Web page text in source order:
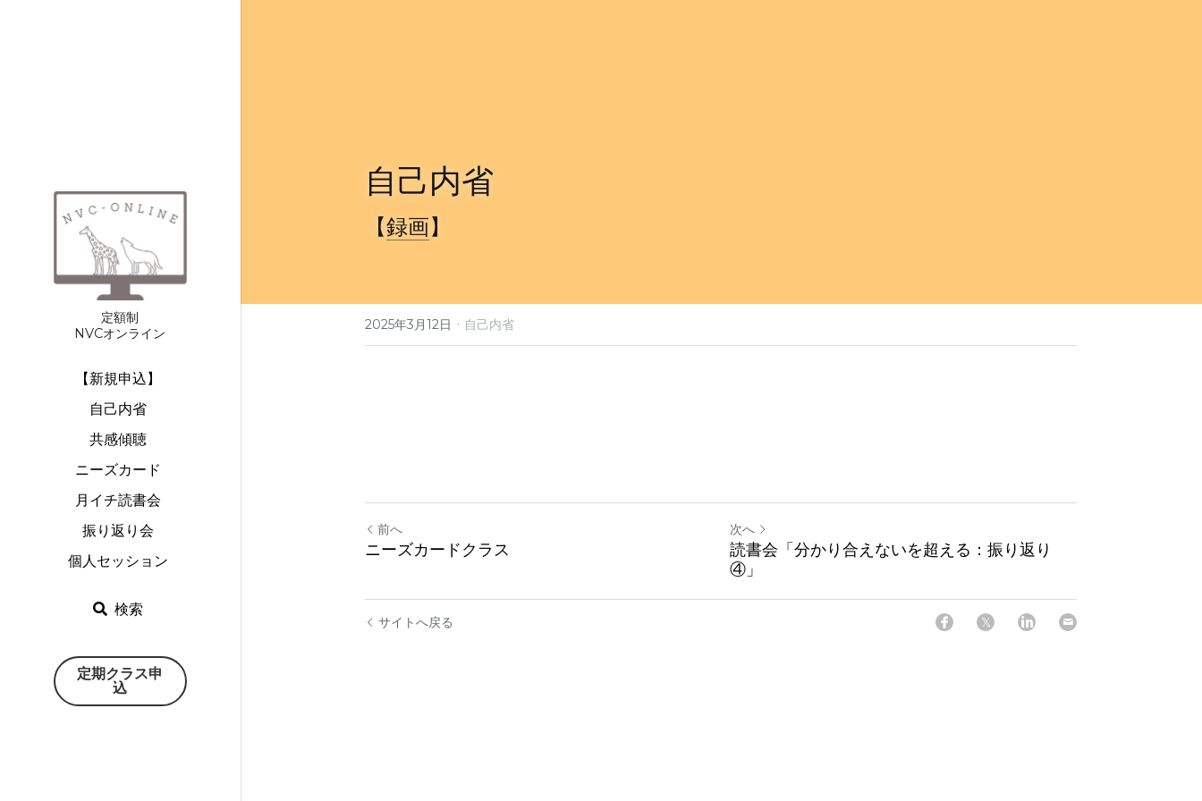
定額制
NVCオンライン
【新規申込】
自己内省
共感傾聴
ニーズカード
月イチ読書会
振り返り会
個人セッション
検索
定期クラス申
込
自己内省
【録画】
2025年3月12日 · 自己内省
前へ
ニーズカードクラス
次へ
読書会「分かり合えないを超える：振り返り
④」
サイトへ戻る